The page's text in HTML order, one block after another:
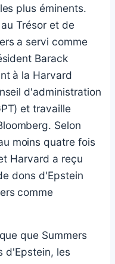
plus éminents.
Trésor et de
a servi comme
Barack
à la Harvard
d'administration
et travaille
Selon
moins quatre fois
Harvard a reçu
dons d'Epstein
comme
que Summers
d'Epstein, les